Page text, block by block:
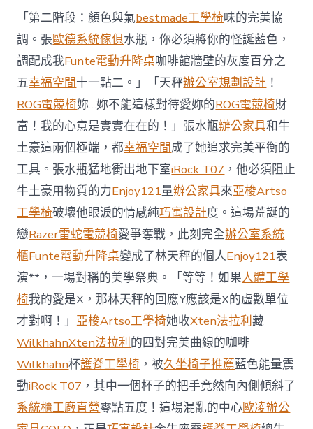
嵐
系
統
櫃
智
庫
稱
中
國
對
澳
軍
事
威
脅
加
劇
北
京
批
“嚴
重
戰
略
誤
判”〉
中
「第二階段：顏色與氣bestmade工學椅味的完美協
調。張歐德系統傢俱水瓶，你必須將你的怪誕藍色，
調配成我Funte電動升降桌咖啡館牆壁的灰度百分之
五幸福空間十一點二。」「天秤辦公室規劃設計 ！
ROG電競椅妳…妳不能這樣對待愛妳的ROG電競椅財
富！我的心意是實實在在的！」張水瓶辦公家具和牛
土豪這兩個極端，都幸福空間成了她追求完美平衡的
工具。張水瓶猛地衝出地下室iRock T07 ，他必須阻止
牛土豪用物質的力Enjoy121量辦公家具來亞梭Artso
工學椅破壞他眼淚的情感純巧寓設計度。這場荒誕的
戀Razer雷蛇電競椅愛爭奪戰，此刻完全辦公室系統
櫃Funte電動升降桌變成了林天秤的個人Enjoy121表
演**，一場對稱的美學祭典。「等等！如果人體工學
椅我的愛是X，那林天秤的回應Y應該是X的虛數單位
才對啊！」亞梭Artso工學椅她收Xten法拉利藏
WilkhahnXten法拉利的四對完美曲線的咖啡
Wilkhahn杯護脊工學椅 ，被久坐椅子推薦藍色能量震
動iRock T07 ，其中一個杯子的把手竟然向內側傾斜了
系統櫃工廠直營零點五度！這場混亂的中心歐凌辦公